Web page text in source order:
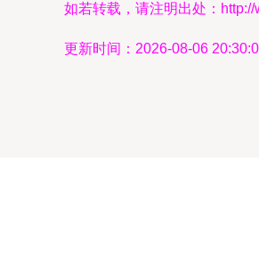
如若转载，请注明出处：
更新时间：2026-08-06